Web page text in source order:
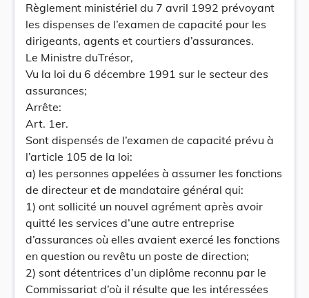
Règlement ministériel du 7 avril 1992 prévoyant
les dispenses de l’examen de capacité pour les
dirigeants, agents et courtiers d’assurances.
Le Ministre duTrésor,
Vu la loi du 6 décembre 1991 sur le secteur des
assurances;
Arrête:
Art. 1er.
Sont dispensés de l’examen de capacité prévu à
l’article 105 de la loi:
a) les personnes appelées à assumer les fonctions
de directeur et de mandataire général qui:
1) ont sollicité un nouvel agrément après avoir
quitté les services d’une autre entreprise
d’assurances où elles avaient exercé les fonctions
en question ou revêtu un poste de direction;
2) sont détentrices d’un diplôme reconnu par le
Commissariat d’où il résulte que les intéressées